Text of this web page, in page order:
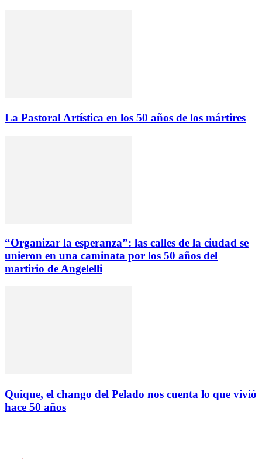
La Pastoral Artística en los 50 años de los mártires
“Organizar la esperanza”: las calles de la ciudad se
unieron en una caminata por los 50 años del
martirio de Angelelli
Quique, el chango del Pelado nos cuenta lo que vivió
hace 50 años